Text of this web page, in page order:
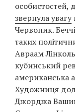
особистостей,
звернула увагу
Червоник.
таких
Авраам
кубинський
американська
Художниця
Джорджа